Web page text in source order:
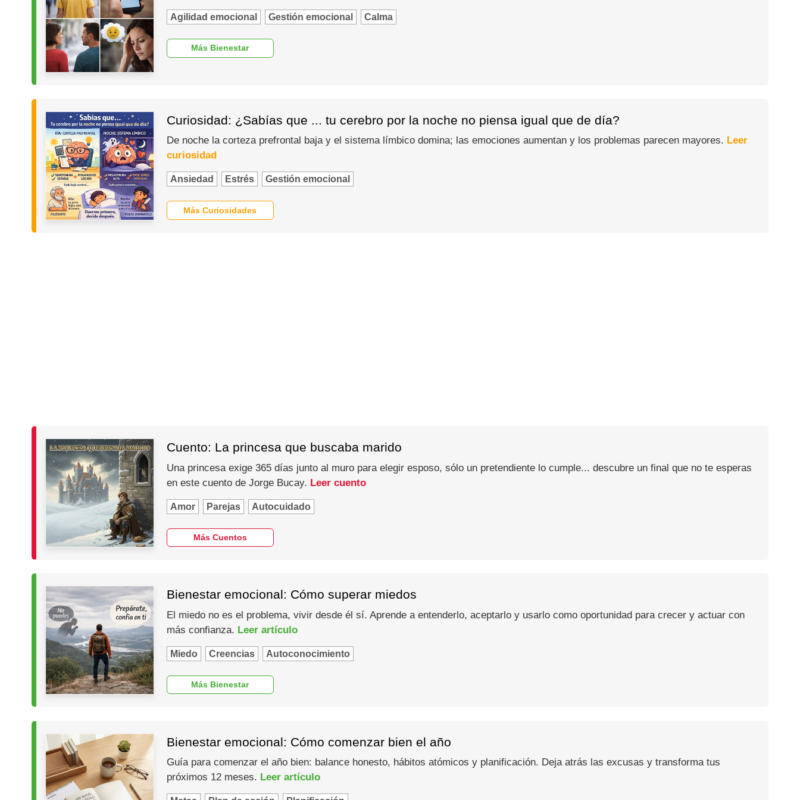
Agilidad emocional Gestión emocional Calma
Más Bienestar
Curiosidad: ¿Sabías que ... tu cerebro por la noche no piensa igual que de día?
De noche la corteza prefrontal baja y el sistema límbico domina; las emociones aumentan y los problemas parecen mayores. Leer
curiosidad
Ansiedad Estrés Gestión emocional
Más Curiosidades
Cuento: La princesa que buscaba marido
Una princesa exige 365 días junto al muro para elegir esposo, sólo un pretendiente lo cumple... descubre un final que no te esperas
en este cuento de Jorge Bucay. Leer cuento
Amor Parejas Autocuidado
Más Cuentos
Bienestar emocional: Cómo superar miedos
El miedo no es el problema, vivir desde él sí. Aprende a entenderlo, aceptarlo y usarlo como oportunidad para crecer y actuar con
más confianza. Leer artículo
Miedo Creencias Autoconocimiento
Más Bienestar
Bienestar emocional: Cómo comenzar bien el año
Guía para comenzar el año bien: balance honesto, hábitos atómicos y planificación. Deja atrás las excusas y transforma tus
próximos 12 meses. Leer artículo